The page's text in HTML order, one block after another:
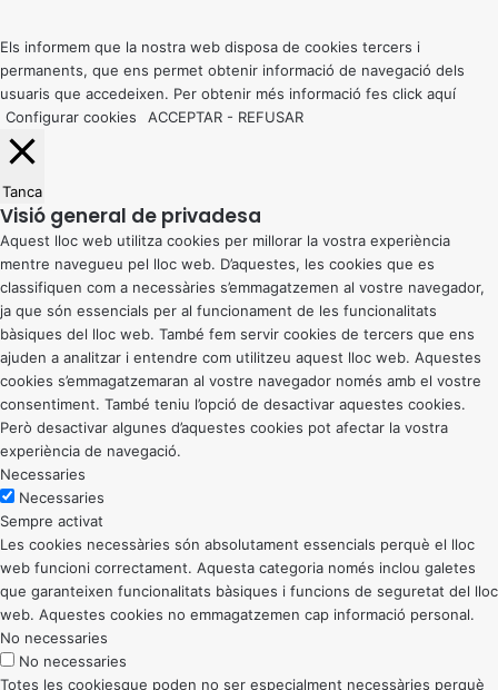
button
Els informem que la nostra web disposa de cookies tercers i
permanents, que ens permet obtenir informació de navegació dels
usuaris que accedeixen. Per obtenir més informació fes click aquí
Configurar cookies
ACCEPTAR - REFUSAR
Tanca
Visió general de privadesa
Aquest lloc web utilitza cookies per millorar la vostra experiència
mentre navegueu pel lloc web. D’aquestes, les cookies que es
classifiquen com a necessàries s’emmagatzemen al vostre navegador,
ja que són essencials per al funcionament de les funcionalitats
bàsiques del lloc web. També fem servir cookies de tercers que ens
ajuden a analitzar i entendre com utilitzeu aquest lloc web. Aquestes
cookies s’emmagatzemaran al vostre navegador només amb el vostre
consentiment. També teniu l’opció de desactivar aquestes cookies.
Però desactivar algunes d’aquestes cookies pot afectar la vostra
experiència de navegació.
Necessaries
Necessaries
Sempre activat
Les cookies necessàries són absolutament essencials perquè el lloc
web funcioni correctament. Aquesta categoria només inclou galetes
que garanteixen funcionalitats bàsiques i funcions de seguretat del lloc
web. Aquestes cookies no emmagatzemen cap informació personal.
No necessaries
No necessaries
Totes les cookiesque poden no ser especialment necessàries perquè